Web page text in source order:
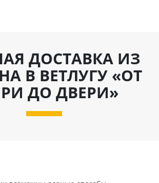
ДОСТАВКА ИЗ
В ВЕТЛУГУ «ОТ
ДО ДВЕРИ»